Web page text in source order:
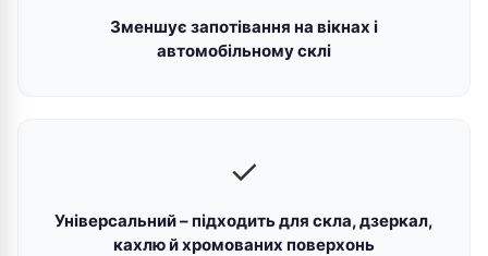
Зменшує запотівання на вікнах і
автомобільному склі
✓
Універсальний – підходить для скла, дзеркал,
кахлю й хромованих поверхонь